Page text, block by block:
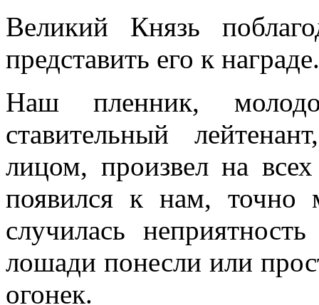
Великий Князь
представить его к награде.
Наш пленник,
ставительный
лицом, произвел на
появился к нам, точно
случилась
лошади понесли или
огонек.